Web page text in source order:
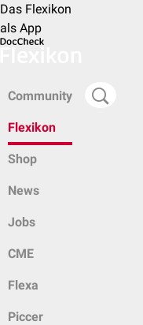
Das Flexikon
als App
Community
Flexikon
Shop
News
Jobs
CME
Flexa
Piccer